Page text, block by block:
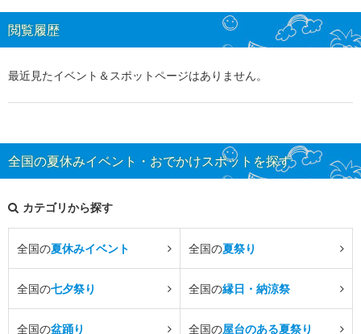
閲覧履歴
最近見たイベント＆スポットページはありません。
全国の夏休みイベント・おでかけスポットを探す
カテゴリから探す
全国の夏休みイベント 全国の夏祭り
全国の七夕祭り 全国の縁日・納涼祭
全国の盆踊り 全国の屋台のある夏祭り